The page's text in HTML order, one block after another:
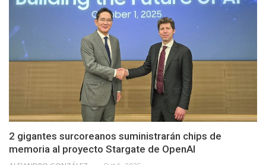
2 gigantes surcoreanos suministrarán chips de
memoria al proyecto Stargate de OpenAI